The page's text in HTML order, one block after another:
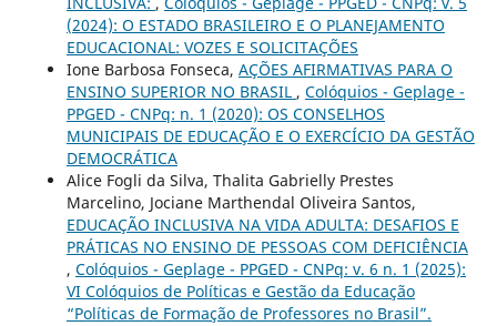
(2024): O ESTADO BRASILEIRO E O PLANEJAMENTO
EDUCACIONAL: VOZES E SOLICITAÇÕES
Ione Barbosa Fonseca, AÇÕES AFIRMATIVAS PARA O
ENSINO SUPERIOR NO BRASIL , Colóquios - Geplage -
PPGED - CNPq: n. 1 (2020): OS CONSELHOS
MUNICIPAIS DE EDUCAÇÃO E O EXERCÍCIO DA GESTÃO
DEMOCRÁTICA
Alice Fogli da Silva, Thalita Gabrielly Prestes
Marcelino, Jociane Marthendal Oliveira Santos,
EDUCAÇÃO INCLUSIVA NA VIDA ADULTA: DESAFIOS E
PRÁTICAS NO ENSINO DE PESSOAS COM DEFICIÊNCIA
, Colóquios - Geplage - PPGED - CNPq: v. 6 n. 1 (2025):
VI Colóquios de Políticas e Gestão da Educação
“Políticas de Formação de Professores no Brasil”.